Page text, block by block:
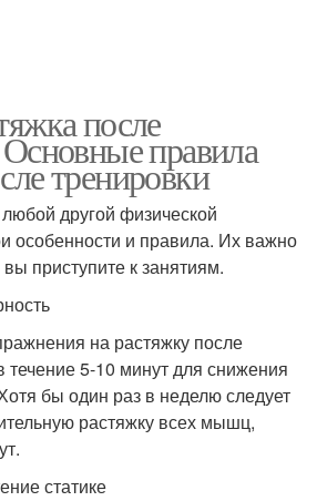
после
правила
тренировки
любой другой физической
особенности и правила. Их важно
приступите к занятиям.
на растяжку после
течение 5-10 минут для снижения
бы один раз в неделю следует
растяжку всех мышц,
статике